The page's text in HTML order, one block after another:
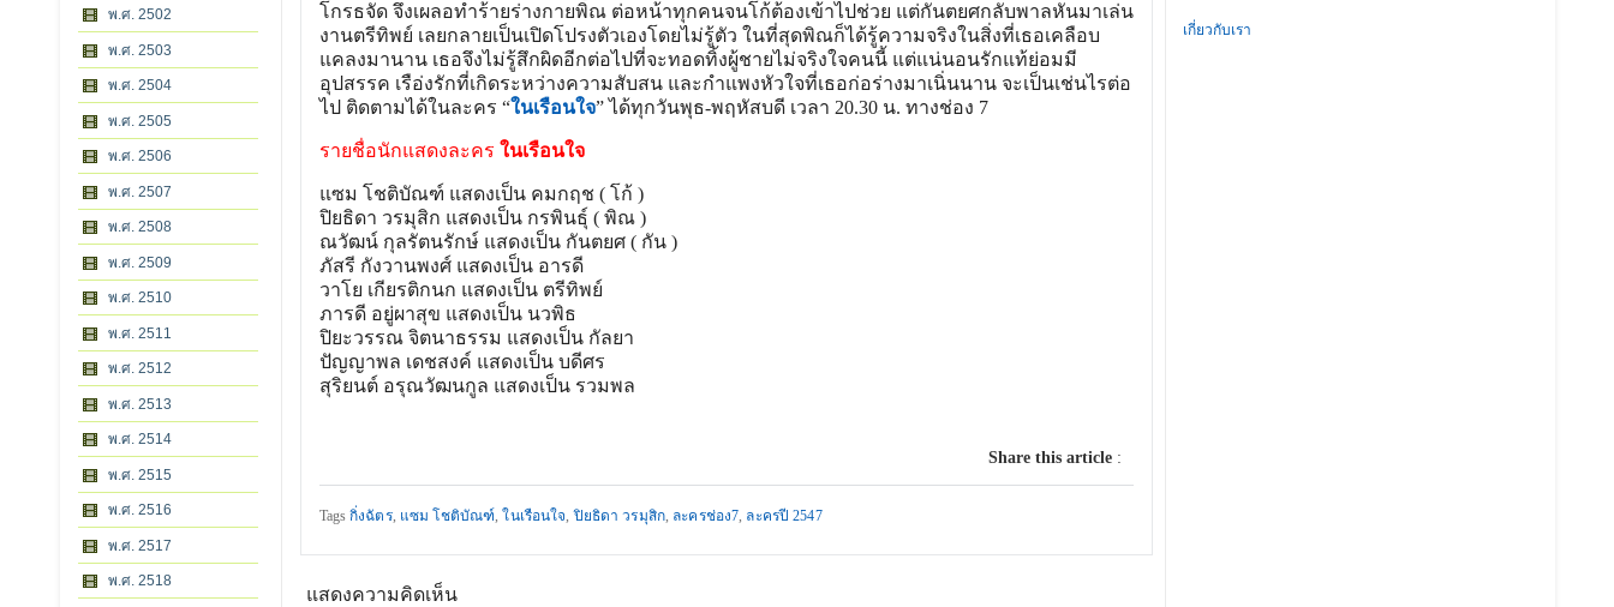
พ.ศ. 2502
พ.ศ. 2503
พ.ศ. 2504
พ.ศ. 2505
พ.ศ. 2506
พ.ศ. 2507
พ.ศ. 2508
พ.ศ. 2509
พ.ศ. 2510
พ.ศ. 2511
พ.ศ. 2512
พ.ศ. 2513
พ.ศ. 2514
พ.ศ. 2515
พ.ศ. 2516
พ.ศ. 2517
พ.ศ. 2518
โกรธจัด จึงเผลอทำร้ายร่างกายพิณ ต่อหน้าทุกคนจนโก้ต้องเข้าไปช่วย แต่กันตยศกลับพาลหันมาเล่น
งานตรีทิพย์ เลยกลายเป็นเปิดโปรงตัวเองโดยไม่รู้ตัว ในที่สุดพิณก็ได้รู้ความจริงในสิ่งที่เธอเคลือบ
แคลงมานาน เธอจึงไม่รู้สึกผิดอีกต่อไปที่จะทอดทิ้งผู้ชายไม่จริงใจคนนี้ แต่แน่นอนรักแท้ย่อมมี
อุปสรรค เรือ่งรักที่เกิดระหว่างความสับสน และกำแพงหัวใจที่เธอก่อร่างมาเนิ่นนาน จะเป็นเช่นไรต่อ
ไป ติดตามได้ในละคร “ในเรือนใจ” ได้ทุกวันพุธ-พฤหัสบดี เวลา 20.30 น. ทางช่อง 7
รายชื่อนักแสดงละคร ในเรือนใจ
แซม โชติบัณฑ์ แสดงเป็น คมกฤช ( โก้ )
ปิยธิดา วรมุสิก แสดงเป็น กรพินธุ์ ( พิณ )
ณวัฒน์ กุลรัตนรักษ์ แสดงเป็น กันตยศ ( กัน )
ภัสรี กังวานพงศ์ แสดงเป็น อารดี
วาโย เกียรติกนก แสดงเป็น ตรีทิพย์
ภารดี อยู่ผาสุข แสดงเป็น นวพิธ
ปิยะวรรณ จิตนาธรรม แสดงเป็น กัลยา
ปัญญาพล เดชสงค์ แสดงเป็น บดีศร
สุริยนต์ อรุณวัฒนกูล แสดงเป็น รวมพล
Share this article:
Tagsกิ่งฉัตร, แซม โชติบัณฑ์,ในเรือนใจ,ปิยธิดา วรมุสิก, ละครช่อง7, ละครปี 2547
แสดงความคิดเห็น
เกี่ยวกับเรา